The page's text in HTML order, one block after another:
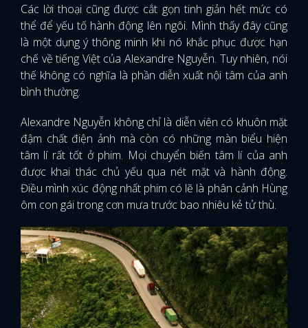
Các lời thoại cũng được cắt gọn tinh giản hết mức có
thể để yếu tố hành động lên ngôi. Mình thấy đây cũng
là một dụng ý thông minh khi nó khắc phục được hạn
chế về tiếng Việt của Alexandre Nguyễn. Tuy nhiên, nói
thế không có nghĩa là phần diễn xuất nội tâm của anh
bình thường.
Alexandre Nguyễn không chỉ là diễn viên có khuôn mặt
đậm chất điện ảnh mà còn có những màn biểu hiện
tâm lí rất tốt ở phim. Mọi chuyển biến tâm lí của anh
được khai thác chủ yếu qua nét mặt và hành động.
Điều mình xúc động nhất phim có lẽ là phân cảnh Hùng
ôm con gái trong cơn mưa trước bao nhiêu kẻ tử thù.